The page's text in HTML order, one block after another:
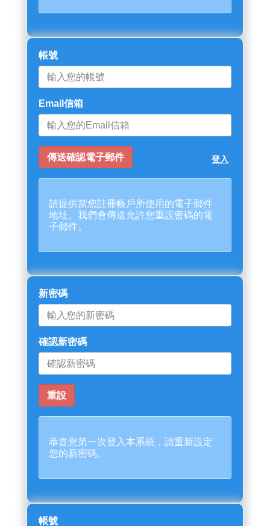
帳號
Email信箱
登入
請提供當您註冊帳戶所使用的電子郵件
地址。我們會傳送允許您重設密碼的電
子郵件。
新密碼
確認新密碼
恭喜您第一次登入本系統，請重新設定
您的新密碼。
帳號